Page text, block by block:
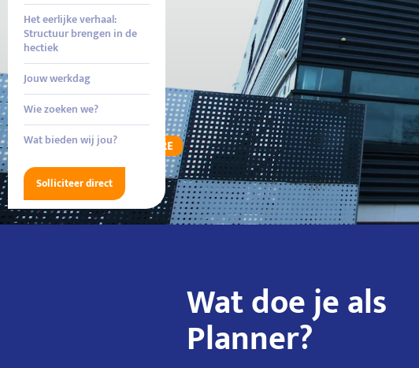
Het eerlijke verhaal:
Structuur brengen in de
hectiek
Jouw werkdag
Wie zoeken we?
Wat bieden wij jou?
Solliciteer direct
VACATURE
Wat doe je als
Planner?